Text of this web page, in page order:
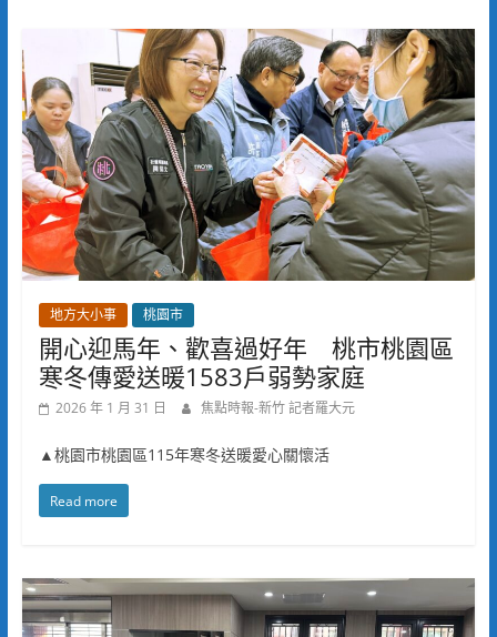
地方大小事 桃園市
開心迎馬年、歡喜過好年 桃市桃園區
寒冬傳愛送暖1583戶弱勢家庭
2026 年 1 月 31 日 焦點時報-新竹 記者羅大元
▲桃園市桃園區115年寒冬送暖愛心關懷活
Read more